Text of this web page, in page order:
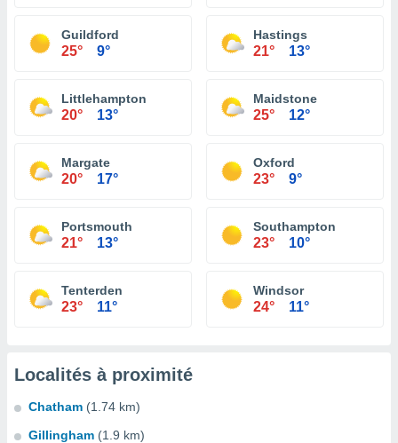
Guildford
25° 9°
Hastings
21° 13°
Littlehampton
20° 13°
Maidstone
25° 12°
Margate
20° 17°
Oxford
23° 9°
Portsmouth
21° 13°
Southampton
23° 10°
Tenterden
23° 11°
Windsor
24° 11°
Localités à proximité
Chatham (1.74 km)
Gillingham (1.9 km)